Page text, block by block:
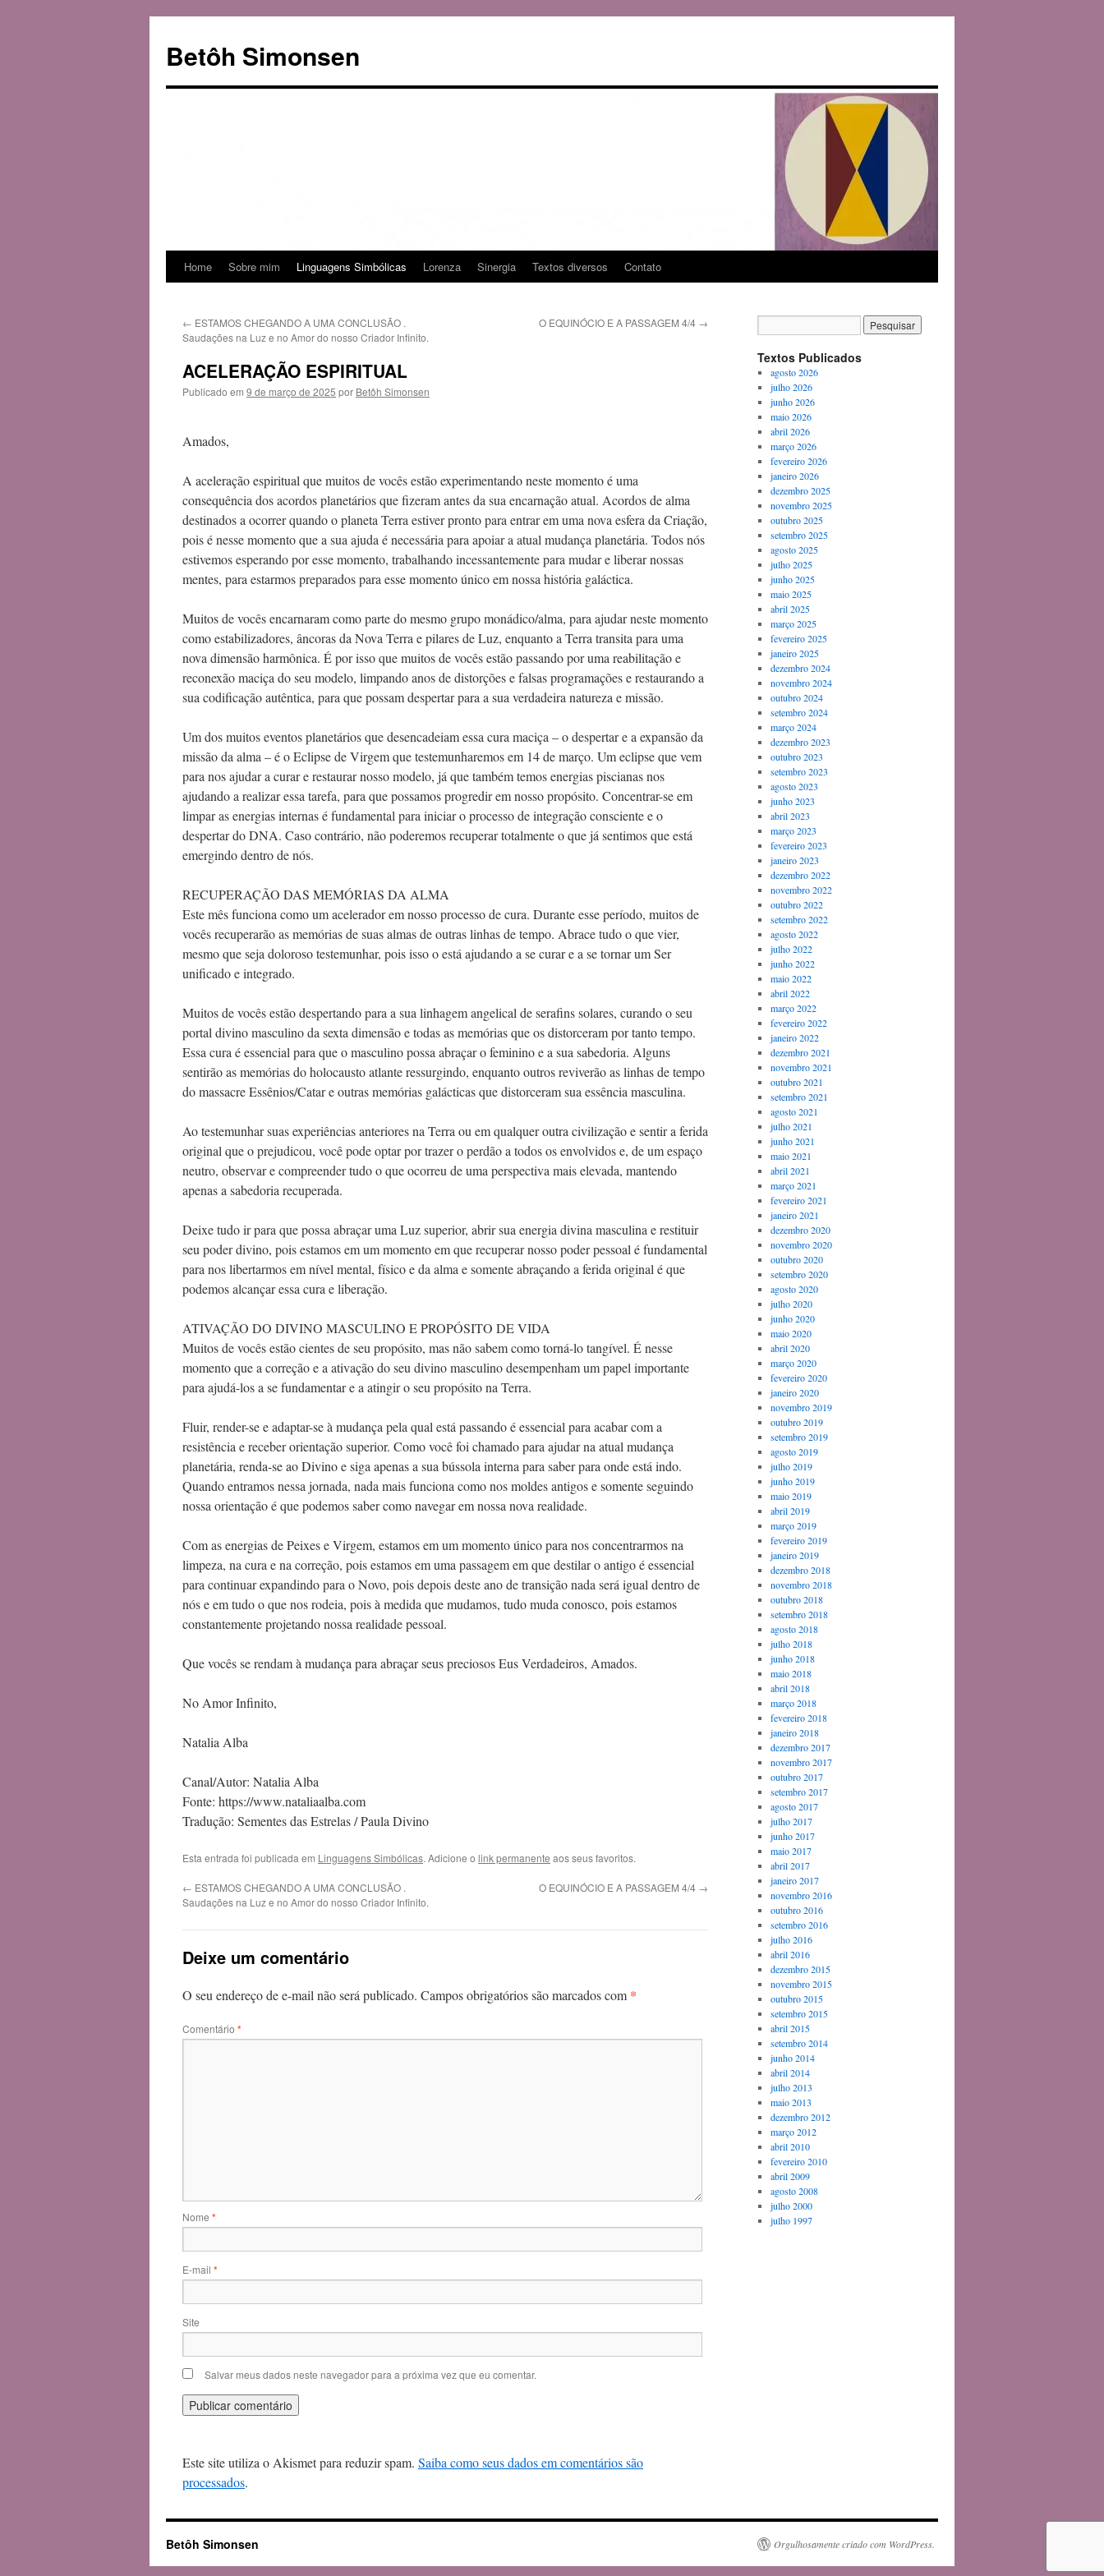
Betôh Simonsen
Pular
Home Sobre mim Linguagens Simbólicas Lorenza Sinergia Textos diversos Contato
← ESTAMOS CHEGANDO A UMA CONCLUSÃO .
Saudações na Luz e no Amor do nosso Criador Infinito.
O EQUINÓCIO E A PASSAGEM 4/4 →
ACELERAÇÃO ESPIRITUAL
Publicado em 9 de março de 2025 por Betôh Simonsen
Amados,
A aceleração espiritual que muitos de vocês estão experimentando neste momento é uma
consequência dos acordos planetários que fizeram antes da sua encarnação atual. Acordos de alma
destinados a ocorrer quando o planeta Terra estiver pronto para entrar em uma nova esfera da Criação,
pois é nesse momento que a sua ajuda é necessária para apoiar a atual mudança planetária. Todos nós
estivemos esperando por esse momento, trabalhando incessantemente para mudar e liberar nossas
mentes, para estarmos preparados para esse momento único em nossa história galáctica.
Muitos de vocês encarnaram como parte do mesmo grupo monádico/alma, para ajudar neste momento
como estabilizadores, âncoras da Nova Terra e pilares de Luz, enquanto a Terra transita para uma
nova dimensão harmônica. É por isso que muitos de vocês estão passando por uma reabilitação e
reconexão maciça do seu modelo, limpando anos de distorções e falsas programações e restaurando a
sua codificação autêntica, para que possam despertar para a sua verdadeira natureza e missão.
Um dos muitos eventos planetários que desencadeiam essa cura maciça – o despertar e a expansão da
missão da alma – é o Eclipse de Virgem que testemunharemos em 14 de março. Um eclipse que vem
para nos ajudar a curar e restaurar nosso modelo, já que também temos energias piscianas nos
ajudando a realizar essa tarefa, para que possamos progredir em nosso propósito. Concentrar-se em
limpar as energias internas é fundamental para iniciar o processo de integração consciente e o
despertar do DNA. Caso contrário, não poderemos recuperar totalmente o que já sentimos que está
emergindo dentro de nós.
RECUPERAÇÃO DAS MEMÓRIAS DA ALMA
Este mês funciona como um acelerador em nosso processo de cura. Durante esse período, muitos de
vocês recuperarão as memórias de suas almas de outras linhas de tempo. Abrace tudo o que vier,
mesmo que seja doloroso testemunhar, pois isso o está ajudando a se curar e a se tornar um Ser
unificado e integrado.
Muitos de vocês estão despertando para a sua linhagem angelical de serafins solares, curando o seu
portal divino masculino da sexta dimensão e todas as memórias que os distorceram por tanto tempo.
Essa cura é essencial para que o masculino possa abraçar o feminino e a sua sabedoria. Alguns
sentirão as memórias do holocausto atlante ressurgindo, enquanto outros reviverão as linhas de tempo
do massacre Essênios/Catar e outras memórias galácticas que distorceram sua essência masculina.
Ao testemunhar suas experiências anteriores na Terra ou em qualquer outra civilização e sentir a ferida
original que o prejudicou, você pode optar por trazer o perdão a todos os envolvidos e, de um espaço
neutro, observar e compreender tudo o que ocorreu de uma perspectiva mais elevada, mantendo
apenas a sabedoria recuperada.
Deixe tudo ir para que possa abraçar uma Luz superior, abrir sua energia divina masculina e restituir
seu poder divino, pois estamos em um momento em que recuperar nosso poder pessoal é fundamental
para nos libertarmos em nível mental, físico e da alma e somente abraçando a ferida original é que
podemos alcançar essa cura e liberação.
ATIVAÇÃO DO DIVINO MASCULINO E PROPÓSITO DE VIDA
Muitos de vocês estão cientes de seu propósito, mas não sabem como torná-lo tangível. É nesse
momento que a correção e a ativação do seu divino masculino desempenham um papel importante
para ajudá-los a se fundamentar e a atingir o seu propósito na Terra.
Fluir, render-se e adaptar-se à mudança pela qual está passando é essencial para acabar com a
resistência e receber orientação superior. Como você foi chamado para ajudar na atual mudança
planetária, renda-se ao Divino e siga apenas a sua bússola interna para saber para onde está indo.
Quando entramos nessa jornada, nada mais funciona como nos moldes antigos e somente seguindo
nossa orientação é que podemos saber como navegar em nossa nova realidade.
Com as energias de Peixes e Virgem, estamos em um momento único para nos concentrarmos na
limpeza, na cura e na correção, pois estamos em uma passagem em que destilar o antigo é essencial
para continuar expandindo para o Novo, pois depois deste ano de transição nada será igual dentro de
nós e em tudo o que nos rodeia, pois à medida que mudamos, tudo muda conosco, pois estamos
constantemente projetando nossa realidade pessoal.
Que vocês se rendam à mudança para abraçar seus preciosos Eus Verdadeiros, Amados.
No Amor Infinito,
Natalia Alba
Canal/Autor: Natalia Alba
Fonte: https://www.nataliaalba.com
Tradução: Sementes das Estrelas / Paula Divino
Esta entrada foi publicada em Linguagens Simbólicas. Adicione o link permanente aos seus favoritos.
← ESTAMOS CHEGANDO A UMA CONCLUSÃO .
Saudações na Luz e no Amor do nosso Criador Infinito.
O EQUINÓCIO E A PASSAGEM 4/4 →
Deixe um comentário
O seu endereço de e-mail não será publicado. Campos obrigatórios são marcados com *
Comentário *
Nome *
E-mail *
Site
Salvar meus dados neste navegador para a próxima vez que eu comentar.
Este site utiliza o Akismet para reduzir spam. Saiba como seus dados em comentários são
processados.
Textos Publicados
agosto 2026
julho 2026
junho 2026
maio 2026
abril 2026
março 2026
fevereiro 2026
janeiro 2026
dezembro 2025
novembro 2025
outubro 2025
setembro 2025
agosto 2025
julho 2025
junho 2025
maio 2025
abril 2025
março 2025
fevereiro 2025
janeiro 2025
dezembro 2024
novembro 2024
outubro 2024
setembro 2024
março 2024
dezembro 2023
outubro 2023
setembro 2023
agosto 2023
junho 2023
abril 2023
março 2023
fevereiro 2023
janeiro 2023
dezembro 2022
novembro 2022
outubro 2022
setembro 2022
agosto 2022
julho 2022
junho 2022
maio 2022
abril 2022
março 2022
fevereiro 2022
janeiro 2022
dezembro 2021
novembro 2021
outubro 2021
setembro 2021
agosto 2021
julho 2021
junho 2021
maio 2021
abril 2021
março 2021
fevereiro 2021
janeiro 2021
dezembro 2020
novembro 2020
outubro 2020
setembro 2020
agosto 2020
julho 2020
junho 2020
maio 2020
abril 2020
março 2020
fevereiro 2020
janeiro 2020
novembro 2019
outubro 2019
setembro 2019
agosto 2019
julho 2019
junho 2019
maio 2019
abril 2019
março 2019
fevereiro 2019
janeiro 2019
dezembro 2018
novembro 2018
outubro 2018
setembro 2018
agosto 2018
julho 2018
junho 2018
maio 2018
abril 2018
março 2018
fevereiro 2018
janeiro 2018
dezembro 2017
novembro 2017
outubro 2017
setembro 2017
agosto 2017
julho 2017
junho 2017
maio 2017
abril 2017
janeiro 2017
novembro 2016
outubro 2016
setembro 2016
julho 2016
abril 2016
dezembro 2015
novembro 2015
outubro 2015
setembro 2015
abril 2015
setembro 2014
junho 2014
abril 2014
julho 2013
maio 2013
dezembro 2012
março 2012
abril 2010
fevereiro 2010
abril 2009
agosto 2008
julho 2000
julho 1997
Betôh Simonsen Orgulhosamente criado com WordPress.